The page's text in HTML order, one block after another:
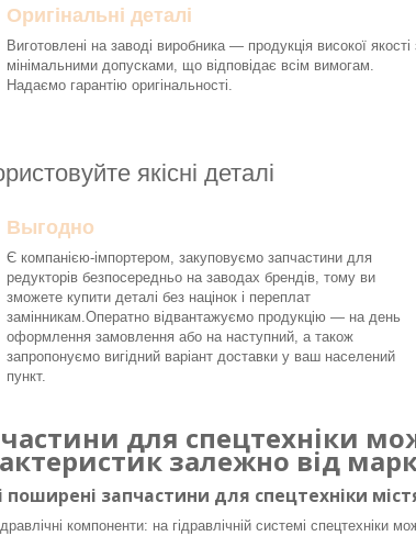
Оригінальні деталі
Виготовлені на заводі виробника — продукція високої якості
мінімальними допусками, що відповідає всім вимогам.
Надаємо гарантію оригінальності.
якісні деталі
Выгодно
Є компанією-імпортером, закуповуємо запчастини для
редукторів безпосередньо на заводах брендів, тому ви
зможете купити деталі без націнок і переплат
замінникам.Оператно відвантажуємо продукцію — на день
оформлення замовлення або на наступний, а також
запропонуємо вигідний варіант доставки у ваш населений
пункт.
для спецтехніки
залежно від
поширені запчастини для спецтехніки
компоненти: на гідравлічній системі спецтехніки